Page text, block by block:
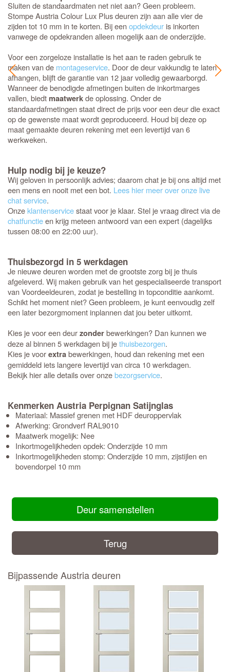
Sluiten de standaardmaten net niet aan? Geen probleem.
Stompe Austria Colour Lux Plus deuren zijn aan alle vier de
zijden tot 10 mm in te korten. Bij eenopdekdeur is inkorten
vanwege de opdekranden alleen mogelijk aan de onderzijde.
Voor een zorgeloze installatie is het aan te raden gebruik te
maken van de montageservice. Door de deur vakkundig te laten
afhangen, blijft de garantie van 12 jaar volledig gewaarborgd.
Wanneer de benodigde afmetingen buiten de inkortmarges
vallen, biedt maatwerkde oplossing. Onder de
standaardafmetingen staat direct de prijs voor een deur die exact
op de gewenste maat wordt geproduceerd. Houd bij deze op
maat gemaakte deuren rekening met een levertijd van 6
werkweken.
Hulp nodig bij je keuze?
Wij geloven in persoonlijk advies; daarom chat je bij ons altijd met
een mens en nooit met een bot. Lees hier meer over onze live
chat service.
Onzeklantenservicestaat voor je klaar. Stel je vraag direct via de
chatfunctieen krijg meteen antwoord van een expert (dagelijks
tussen 08:00 en 22:00 uur).
Thuisbezorgd in 5 werkdagen
Je nieuwe deuren worden met de grootste zorg bij je thuis
afgeleverd. Wij maken gebruik van het gespecialiseerde transport
van Voordeeldeuren, zodat je bestelling in topconditie aankomt.
Schikt het moment niet? Geen probleem, je kunt eenvoudig zelf
een later bezorgmoment inplannen dat jou beter uitkomt.
Kies je voor een deurzonderbewerkingen? Dan kunnen we
deze al binnen 5 werkdagen bij jethuisbezorgen.
Kies je voorextrabewerkingen, houd dan rekening met een
gemiddeld iets langere levertijd van circa 10 werkdagen.
Bekijk hier alle details over onzebezorgservice.
Kenmerken Austria Perpignan Satijnglas
Materiaal: Massief grenen met HDF deuroppervlak
Afwerking: Grondverf RAL9010
Maatwerk mogelijk: Nee
Inkortmogelijkheden opdek: Onderzijde 10 mm
Inkortmogelijkheden stomp: Onderzijde 10 mm, zijstijlen en
bovendorpel 10 mm
Deur samenstellen
Terug
Bijpassende Austria deuren